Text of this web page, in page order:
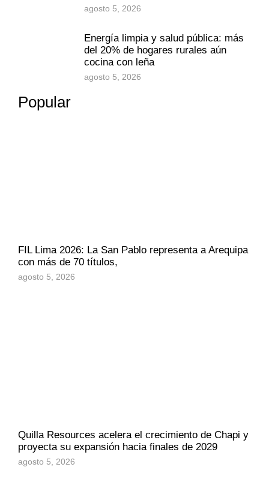
agosto 5, 2026
Energía limpia y salud pública: más
del 20% de hogares rurales aún
cocina con leña
agosto 5, 2026
Popular
FIL Lima 2026: La San Pablo representa a Arequipa
con más de 70 títulos,
agosto 5, 2026
Quilla Resources acelera el crecimiento de Chapi y
proyecta su expansión hacia finales de 2029
agosto 5, 2026